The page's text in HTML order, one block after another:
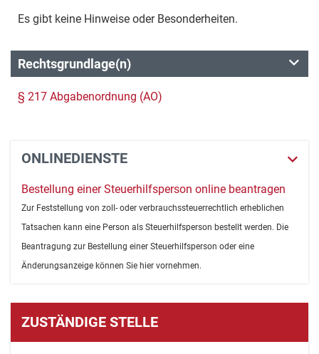
Es gibt keine Hinweise oder Besonderheiten.
Rechtsgrundlage(n)
§ 217 Abgabenordnung (AO)
ONLINEDIENSTE
Bestellung einer Steuerhilfsperson online beantragen
Zur Feststellung von zoll- oder verbrauchssteuerrechtlich erheblichen
Tatsachen kann eine Person als Steuerhilfsperson bestellt werden. Die
Beantragung zur Bestellung einer Steuerhilfsperson oder eine
Änderungsanzeige können Sie hier vornehmen.
ZUSTÄNDIGE STELLE